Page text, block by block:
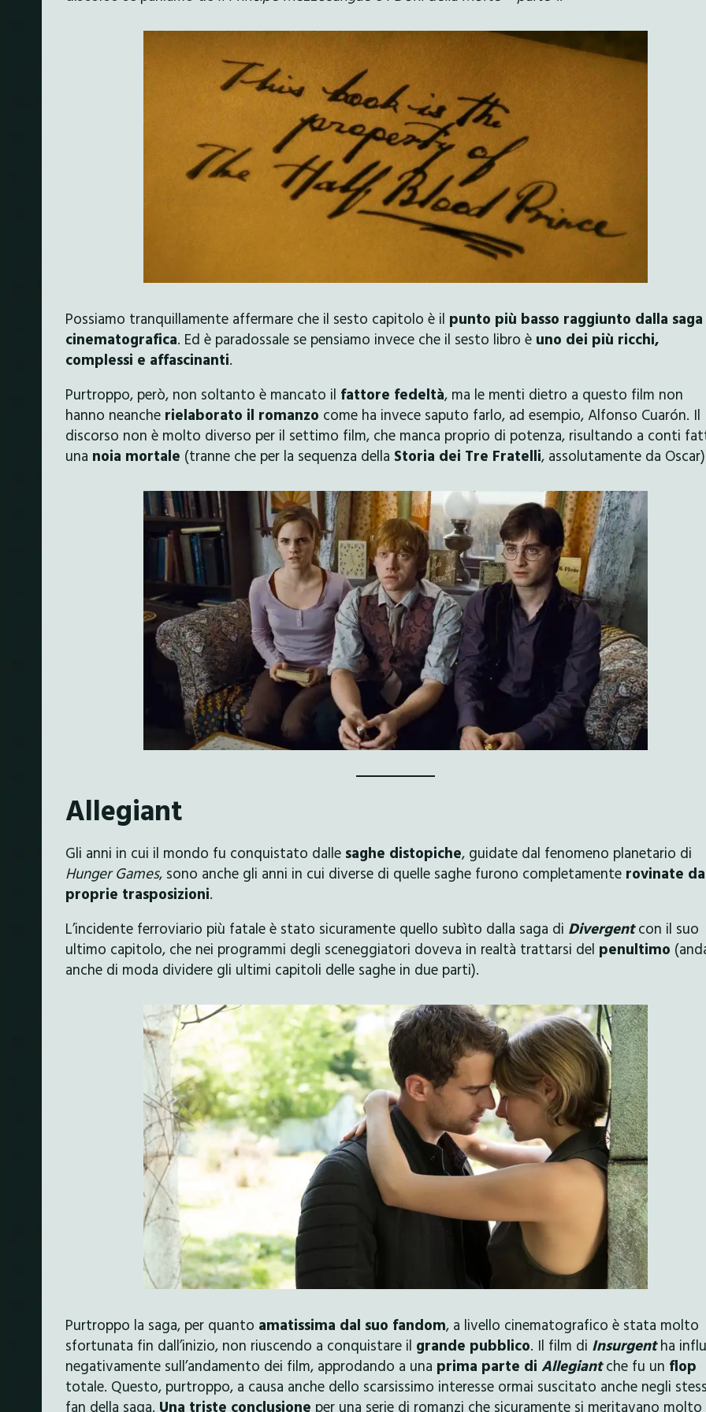
Possiamo tranquillamente affermare che il sesto capitolo è il punto più basso raggiunto dalla saga
cinematografica. Ed è paradossale se pensiamo invece che il sesto libro è uno dei più ricchi,
complessi e affascinanti.
Purtroppo, però, non soltanto è mancato il fattore fedeltà, ma le menti dietro a questo film non
hanno neanche rielaborato il romanzo come ha invece saputo farlo, ad esempio, Alfonso Cuarón. Il
discorso non è molto diverso per il settimo film, che manca proprio di potenza, risultando a conti
una noia mortale (tranne che per la sequenza della Storia dei Tre Fratelli, assolutamente da
Allegiant
Gli anni in cui il mondo fu conquistato dalle saghe distopiche, guidate dal fenomeno planetario di
Hunger Games, sono anche gli anni in cui diverse di quelle saghe furono completamente rovinate
proprie trasposizioni.
L’incidente ferroviario più fatale è stato sicuramente quello subìto dalla saga di Divergent con il suo
ultimo capitolo, che nei programmi degli sceneggiatori doveva in realtà trattarsi del penultimo
anche di moda dividere gli ultimi capitoli delle saghe in due parti).
Purtroppo la saga, per quanto amatissima dal suo fandom, a livello cinematografico è stata molto
sfortunata fin dall’inizio, non riuscendo a conquistare il grande pubblico. Il film di Insurgent ha
negativamente sull’andamento dei film, approdando a una prima parte di Allegiant che fu un flop
totale. Questo, purtroppo, a causa anche dello scarsissimo interesse ormai suscitato anche negli
fan della saga. Una triste conclusione per una serie di romanzi che sicuramente si meritavano